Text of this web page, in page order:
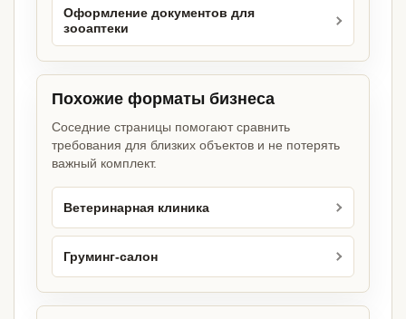
Оформление документов для
зооаптеки
Похожие форматы бизнеса
Соседние страницы помогают сравнить
требования для близких объектов и не потерять
важный комплект.
Ветеринарная клиника
Груминг-салон